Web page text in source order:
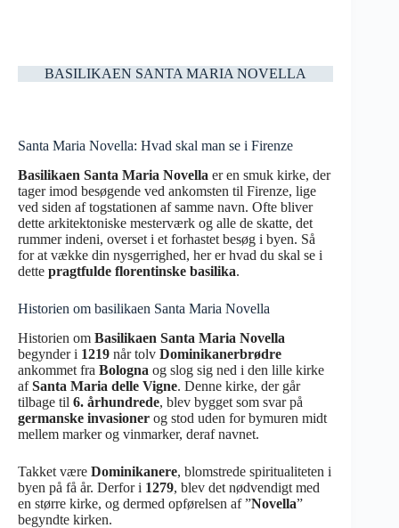
BASILIKAEN SANTA MARIA NOVELLA
Santa Maria Novella: Hvad skal man se i Firenze
Basilikaen Santa Maria Novella er en smuk kirke, der
tager imod besøgende ved ankomsten til Firenze, lige
ved siden af togstationen af samme navn. Ofte bliver
dette arkitektoniske mesterværk og alle de skatte, det
rummer indeni, overset i et forhastet besøg i byen. Så
for at vække din nysgerrighed, her er hvad du skal se i
dette pragtfulde florentinske basilika.
Historien om basilikaen Santa Maria Novella
Historien om Basilikaen Santa Maria Novella
begynder i 1219 når tolv Dominikanerbrødre
ankommet fra Bologna og slog sig ned i den lille kirke
afSanta Maria delle Vigne. Denne kirke, der går
tilbage til 6. århundrede, blev bygget som svar på
germanske invasioner og stod uden for bymuren midt
mellem marker og vinmarker, deraf navnet.
Takket være Dominikanere, blomstrede spiritualiteten i
byen på få år. Derfor i 1279, blev det nødvendigt med
en større kirke, og dermed opførelsen af ”Novella”
begyndte kirken.